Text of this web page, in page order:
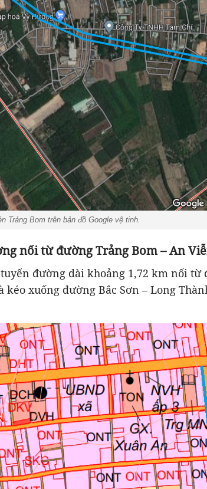
Trảng Bom trên bản đồ Google vệ tinh.
nối từ đường Trảng Bom – An
đường dài khoảng 1,72 km nối từ
kéo xuống đường Bắc Sơn – Long